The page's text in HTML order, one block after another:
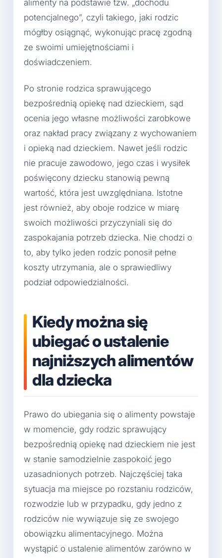
alimenty na podstawie tzw. „dochodu
potencjalnego”, czyli takiego, jaki rodzic
mógłby osiągnąć, wykonując pracę zgodną
ze swoimi umiejętnościami i
doświadczeniem.
Po stronie rodzica sprawującego
bezpośrednią opiekę nad dzieckiem, sąd
ocenia jego własne możliwości zarobkowe
oraz nakład pracy związany z wychowaniem
i opieką nad dzieckiem. Nawet jeśli rodzic
nie pracuje zawodowo, jego czas i wysiłek
poświęcony dziecku stanowią pewną
wartość, która jest uwzględniana. Istotne
jest również, aby oboje rodzice w miarę
swoich możliwości przyczyniali się do
zaspokajania potrzeb dziecka. Nie chodzi o
to, aby tylko jeden rodzic ponosił pełne
koszty utrzymania, ale o sprawiedliwy
podział odpowiedzialności.
Kiedy można się
ubiegać o ustalenie
najniższych alimentów
dla dziecka
Prawo do ubiegania się o alimenty powstaje
w momencie, gdy rodzic sprawujący
bezpośrednią opiekę nad dzieckiem nie jest
w stanie samodzielnie zaspokoić jego
uzasadnionych potrzeb. Najczęściej taka
sytuacja ma miejsce po rozstaniu rodziców,
rozwodzie lub w przypadku, gdy jedno z
rodziców nie wywiązuje się ze swojego
obowiązku alimentacyjnego. Można
wystąpić o ustalenie alimentów zarówno w